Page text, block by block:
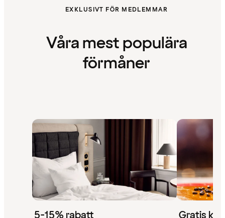
EXKLUSIVT FÖR MEDLEMMAR
Våra mest populära
förmåner